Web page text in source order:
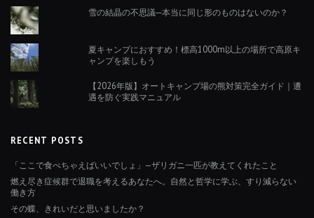
雪の結晶の不思議─本当に同じ形のものはないのか？
夏キャンプにおすすめ！標高1000m以上の場所で高原キ
ャンプを楽しもう
【2026年版】オートキャンプ場の熊対策完全ガイド｜遭
遇を防ぐ実践マニュアル
RECENT POSTS
「ここで食べちゃえばいいでしょ」—ザリガニ一匹が教えてくれたこと
燃え尽き症候群で退職を考えるあなたへ。自然と哲学に学ぶ、すり減らない
働き方
その蝶、きれいだと思いましたか？